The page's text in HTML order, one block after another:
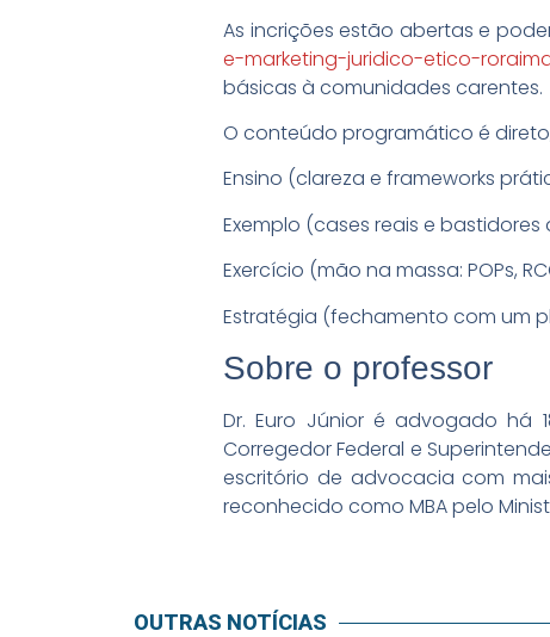
As incrições estão abertas e
e-marketing-juridico-etico-
básicas à comunidades carentes.
O conteúdo programático é
Ensino (clareza e frameworks
Exemplo (cases reais e
Exercício (mão na massa: POPs,
Estratégia (fechamento com um
Sobre o professor
Dr. Euro Júnior é advogado há
Corregedor Federal e
escritório de advocacia com
reconhecido como MBA pelo
OUTRAS NOTÍCIAS